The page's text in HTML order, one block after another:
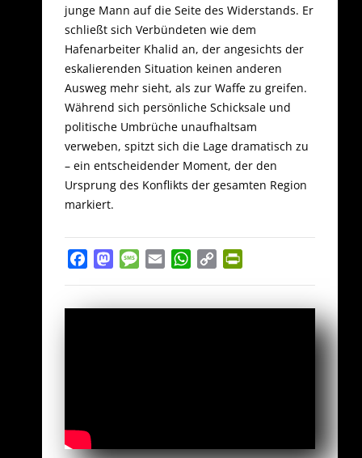
junge Mann auf die Seite des Widerstands. Er
schließt sich Verbündeten wie dem
Hafenarbeiter Khalid an, der angesichts der
eskalierenden Situation keinen anderen
Ausweg mehr sieht, als zur Waffe zu greifen.
Während sich persönliche Schicksale und
politische Umbrüche unaufhaltsam
verweben, spitzt sich die Lage dramatisch zu
– ein entscheidender Moment, der den
Ursprung des Konflikts der gesamten Region
markiert.
FacebookMastodon
Message
Email WhatsApp
Copy